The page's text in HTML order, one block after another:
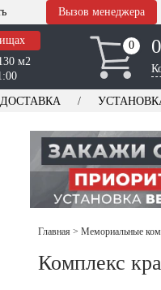
Вызов менеджера
м2
0
0
ДОСТАВКА
Главная > Мемориальные
Комплекс